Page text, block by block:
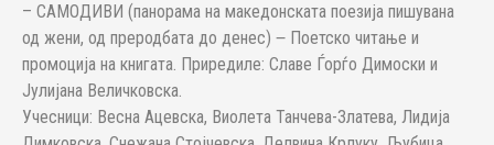
– САМОДИВИ (панорама на македонската поезија пишувана
од жени, од преродбата до денес) ‒ Поетско читање и
промоција на книгата. Приредиле: Славе Ѓорѓо Димоски и
Јулијана Величковска.
Учесници: Весна Ацевска, Виолета Танчева-Златева, Лидија